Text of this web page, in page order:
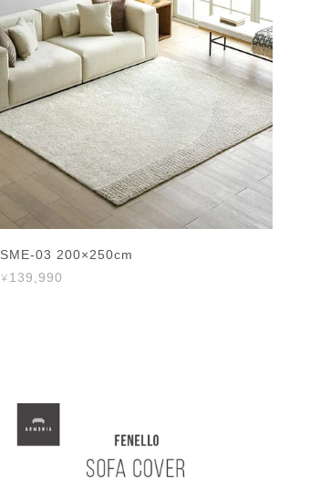
SME-03 200×250cm
139,990